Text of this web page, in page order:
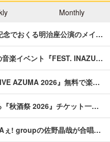
Monthly
念でおくる明治座公演のメイ…
楽イベント『FEST. INAZU…
AZUMA 2026』無料で楽…
秋酒祭 2026』チケット一…
Aぇ! groupの佐野晶哉が合唱…